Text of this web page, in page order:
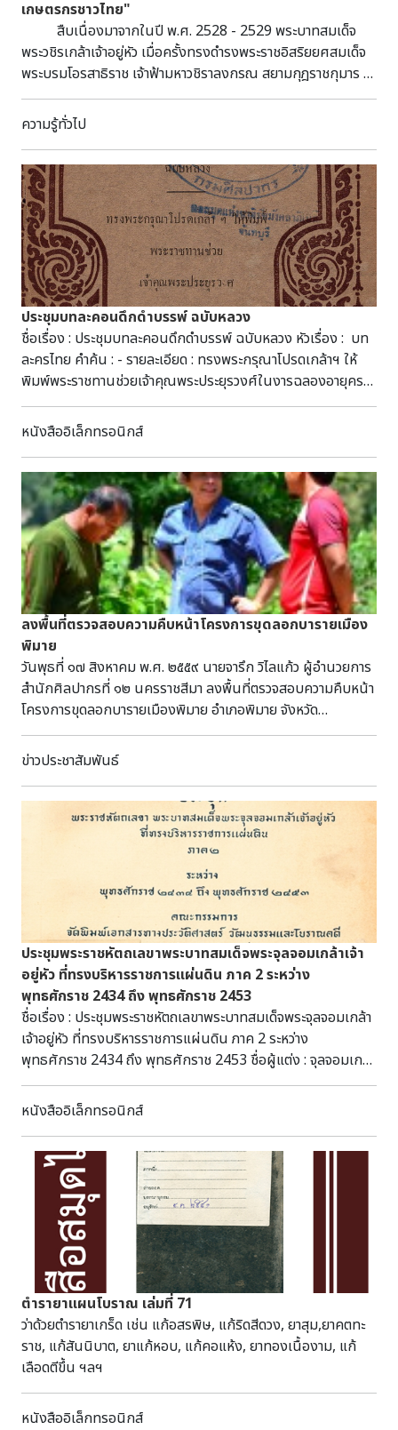
ประวัติศาสตร์ สุโขทัย-ศรีสัชนาลัย- กำแพงเพชร (อพท ๔) ๙. สรุป
สาระของกิจกรรม ศึกษาดูงานและแลกเปลี่ยนความคิดเห็นกับผู้
มีส่วนเกี่ยวข้องในการบริหารจัดการแหล่งท่องเที่ยว ในประเด็น
การส่งเสริมกิจกรรมการท่องเที่ยวที่เป็นมิตรกับสิ่งแวดล้อม ดังนี้
Institute of Environmental Research: NIER ) สำนักงาน
แห่งแรกของโลกที่ไม่ปล่อยก๊าซคาร์บอนไดออกไซด์ และช่วยลด
ก๊าซคาร์บอนไดออกไซด์ ภายในอาคารเต็มไปด้วยเทคโนโลยีต่างๆ
ไม่ว่าจะเป็นพลังงานแสงอาทิตย์ พลังงานความร้อนใต้ดิน ฉนวน
กันความร้อนประสิทธิภาพสูง หลอดไฟแอลอีดี และม่านกันแดด
อัตโนมัติ ตอบสนองแนวคิด Green Growth ของรัฐบาล
เกาหลีใต้ ที่ประกาศจะลดการปล่อยก๊าซคาร์บอนได้ออกไซด์ลงได้
๓๐% ภายในปี พ.ศ. ๒๕๖๓ ๒.เกาะนามิ ตั้งอยู่ที่เมือง
ชุนซ็อน จังหวัดคังว็อน ห่างจากกรุงโซลประมาณ ๖๓ กิโลเมตร
เกาะนามิรูปร่างเหมือนใบไม้ลอยน้ำ เป็นเกาะกลางแม่น้ำฮัน ซึ่ง
เกิดจาการสร้างเขื่อนช็องพย็อน เกาะนามิเป็นที่รู้จักในด้านการมี
ภูมิทัศน์ที่สวยงามด้วยธรรมชาติ ต้นไม้เปลี่ยนสี ทั้งนี้เกาะนามิมี
การบริหารจัดการด้านสิ่งแวดล้อมเป็นอย่างดี ทั้งในด้านการ
จัดการพื้นที่สีเขียวเพื่อการท่องเที่ยว และการนำขยะกลับมาใช้
ประโยชน์ ๓. พระราชวังชังดอก ขึ้นทะเบียนมรดกโลกจากองค์การ
ยูเนสโกในการประชุมคณะกรรมการมรดกโลกสมัยสามัญ ครั้งที่
๒๑ เมื่อปี พ.ศ. ๒๕๔๐ และยังเป็นหนึ่งในห้าพระราชวังที่สำคัญ
ที่สุดของเกาหลี สร้างขึ้นในรัชสมัยของพระเจ้าแทจงแห่งรา
ชวงศ์โชซ็อน เมื่อปี พ.ศ. ๑๙๔๘ และภายในพระราชวังมีจุดบริการ
สินค้าที่ระลึกที่มีความน่าสนใจและเป็นสินค้าที่บ่งบอกถึง
เอกลักษณ์ของพื้นที่และความเป็นมรดกโลก ๔. หมู่บ้าน
วัฒนธรรมซูวอน ตั้งอยู่ที่เมืองซูวอน ในจังหวัดเคียงกิโด ห่างจาก
กรุงโซลไปทางทิศใต้ประมาณ ๑ ชั่วโมง เป็นหมู่บ้านจำลองและ
พิพิธภัณฑ์ที่จำลองและแสดงถึงวิถีชีวิตของคนเกาหลี ภายใน
หมู่บ้านประกอบด้วยบ้านเรือนแบบดั้งเดิม กว่า ๒๔๐ หลัง เครื่อง
มือเครื่องใช้ บ้านของข้าราชการ ลานกว้างสำหรับแสดงศิลปะพื้น
บ้านของชาวเกาหลีในเทศกาลต่างๆ นอกจากนี้ยังจัดแสดงตลาด
พื้นเมือง และอื่นๆ อีกมากมายเพื่อให้ผู้มาเยี่ยมชมได้สัมผัสถึง
วัฒนธรรมของชาวเกาหลี ซึ่งทำให้สามารถศึกษาถึงรูปแบบการ
จัดนิทรรศการ การนำ เสนอให้มีความน่าสนใจ และเรียนรู้
วัฒนธรรมของชาวเกาหลีอีกทางหนึ่ง หมู่บ้านแห่งนี้ยังเป็นสถาน
ที่ถ่ายทำละครประวัติศาสตร์ของเกาหลีอีกด้วย ๕.หมู่บ้านพื้นเมือง
พูซอนฮันนกและย่านสามฟ้า เป็นบริเวณที่ตั้งของบ้านชนชั้นยาง
บางของเกาหลีในราชวงศ์โชซอน เป็นเขตพิเศษที่ทางเทศบาล
กรุงโซลอนุรักษ์ไว้ โดยเรียกว่า พูซอน ฮันนก ( Bucheon
Hanok Village ) ปัจจุบันยังมีลูกหลานชาวยางบางอาศัยอยู่ ผู้
อนุรักษ์นิยม หรือเศรษฐีรุ่นใหม่ที่ชอบกลิ่นอายความเก่าแก่ ซึ่ง
บริเวณนี้มีความกลมกลืนระหว่างตะวันตกและตะวันออก โดยเห็น
ได้จากร้านอาหาร คาเฟ่ แกลลอรี่ ร้านงานศิลปะ รวมทั้งศูนย์
วัฒนธรรมที่อยู่ในบริเวณนั้น โดยมีการดัดแปลงอาคารเก่าให้มี
ความทันสมัยโดยกลมกลืนกับรูปแบบอาคารเดิม ๖.พระราชวังค
ยองบก พระราชวังหลักของราชวงศ์โชซอน สร้างขึ้นในปี พ.ศ.
๑๙๓๘ ในสมัยของกษัตริย์แทจง (Taejong) ซึ่งเป็นผู้ก่อตั้งรา
ชวงศ์โชซอน ก่อนจะถูกไฟไหม้ในช่วงที่ญี่ปุ่นรุกรานในปี
พ.ศ.๒๑๓๕ และคงเหลือไว้เพียงซากปรักหักพัง แต่ได้รับการฟื้นฟู
บูรณะในสมัยต่อมา ทั้งนี้ภายในเขตพระราชวังมีพิพิธภัณฑ์
พระราชวังแห่งชาติเกาหลี (The National Palace Museum
of Korea) อยู่ด้วย ๗. คลองซองเกซอน ถูกขุดขึ้น
เป็นครั้งแรกในสมัยของกษัตริย์ Yeongjo กษัตริย์องค์ที่ ๒๑
แห่งราชวงศ์โชซอน ต่อมาได้กลายเป็นพื้นที่จัดแสดงวัฒนธรรม
ต่างๆ ตลอดจนวิถีชีวิตริมคลอง ในช่วงที่ญี่ปุ่นเข้ายึดเกาหลี น้ำใน
คลองเน่าเสียเต็มไปด้วยมลพิษเนื่องจากมีผู้คนอาศัยหนาแน่น
ในปี พ.ศ. ๒๕๔๔ ได้มีโครงการพลิกฟื้นคลองซองเกซอนให้กลับมา
เป็นคลองประวัติศาสตร์อีกครั้ง โดยการพัฒนาพื้นที่ริมคลอง
ซองเกซอนเสร็จสมบูรณ์ในปีพ.ศ.๒๕๔๘ จนปัจจุบันเป็น
สัญลักษณ์ของการผสมกลมกลืนกันอย่างลงตัวของธรรมชาติ
วัฒนธรรมและประวัติศาสตร์ ๘. ภูเขานัมซาน หอคอย
N Tower Love Rock Cable ภูเขานัมซานเป็นภูเขาลูกเดียว
ใจกลางเมืองหลวง มีหอคอย N Tower เป็น ๑ ใน ๑๗ หอคอย
เมืองที่สูงที่สุดในโลก สูงถึง ๔๘๐ เมตร เหนือระดับน้ำทะเล โดย
บริหารจัดการพื้นที่เพื่อให้สถานที่เป็นแลนด์มาร์ค (Landmark)
ของประเทศเกาหลีที่สามารถดึงดูดนักท่อง เที่ยว พร้อมทั้งมีการ
เกษตรกรชาวไทย"
สืบเนื่องมาจากในปี พ.ศ. 2528 - 2529 พระบาทสมเด็จ
พระวชิรเกล้าเจ้าอยู่หัว เมื่อครั้งทรงดำรงพระราชอิสริยยศสมเด็จ
พระบรมโอรสาธิราช เจ้าฟ้ามหาวชิราลงกรณ สยามกุฎราชกุมาร ได้
เสด็จพระราชดำเนินไปทรงเป็นประธานในการทำปุ๋ยหมัก ทำนา
และเกี่ยวข้าวที่จังหวัดสุพรรณบุรี ซึ่งตั้งอยู่ในเขตพื้นที่ราบลุ่มภาค
กลาง ที่มีการเพาะปลูกข้าวมากที่สุดแห่งหนึ่งของประเทศไทย ถึง
3 ครั้ง (ในขณะนั้น) ซึ่งนับเป็นพระมหากรุณาธิคุณต่อเกษตรกร
ชาวไทย ในด้านการพัฒนาการทำนา และที่สำคัญพระองค์ทรงเป็น
ผู้ให้ขวัญกำลังใจแก่ชาวนาไทยอย่างใหญ่หลวง พระ
มหากรุณาธิคุณพระบาทสมเด็จพระวชิรเกล้าเจ้าอยู่หัว เมื่อครั้ง
ทรงดำรงพระราชอิสริยยศสมเด็จพระบรมโอรสาธิราช เจ้าฟ้ามหา
วชิราลงกรณ สยามกุฎราชกุมาร เสด็จพระราชดำเนินมายังจังหวัด
สุพรรณบุรีในพระราชกรณียกิจด้านการเกษตร ในช่วงปี พ.ศ.
2528 - 2529 (ก่อนการก่อตั้งพิพิธภัณฑสถานแห่งชาติ ชาวนา
ไทย หลังแรก) รวม 4 ครั้ง ในห้วงเวลาดังกล่าว ครั้งที่ 1 วัน
ที่ 1 มีนาคม พ.ศ. 2528 พระองค์ทรงทอดพระเนตรการทำปุ๋ย
หมักจากผักตบชวา ณ บ้านแหลมสะแก (บึงฉวากในปัจจุบัน)
ตำบลเดิมบาง อำเภอเดิมบางนางบวช จังหวัดสุพรรณบุรี
ผักตบชวาและวัชพืชต่าง ๆ เป็นปฐมฤกษ์ เพื่อเป็นตัวอย่างแก่
เกษตรกรชาวจังหวัดสุพรรณบุรี และเกษตรกรชาวไทย ตาม
โครงการรณรงค์จัดทำปุ๋ยหมัก เพื่อพระราชทานแก่เกษตรกรนำ
ไปปรับปรุงคุณภาพดินให้มีความอุดมสมบูรณ์ขึ้น ณ บ้านแหลม
สะแก ตำบลเดิมบาง อำเภอเดิมบางนางบวช จังหวัดสุพรรณบุรี
ครั้งที่ 3 วันที่ 27 มีนาคม พ.ศ. 2529 พระองค์เสด็จ
พระราชดำเนินทรงเป็นประธานในการทำนาสาธิตโดยใช้ปุ๋ยหมัก
ณ บึงไผ่แขก ตำบลดอนโพธิ์ทอง อำเภอเมืองสุพรรณบุรี จังหวัด
สุพรรณบุรี ครั้งที่ 4 วันที่ 14 สิงหาคม พ.ศ. 2529
พระองค์ทรงนำพสกนิกรเก็บเกี่ยวข้าวในแปลงนาสาธิต ณ บึงไผ่
แขก ตำบลดอนโพธิ์ทอง อำเภอเมืองสุพรรณบุรี จังหวัด
สุพรรณบุรี เมื่อทรงเกี่ยวข้าวแล้วทรงนำข้าวป้อนเข้าเครื่องนวด
ข้าว ผลปรากฏว่าได้เมล็ดข้าวจำนวน 1,047 กิโลกรัมต่อไร่ หรือไร่
ละ 104 ถัง และได้พระราชทานข้าวที่ทรงเกี่ยวแก่เกษตรกรผู้เข้า
เฝ้ารับเสด็จ พระบรมฉายาลักษณ์ขณะทรงหว่านข้าวในแปลงนา
สาธิตบึงไผ่แขกด้วยพระองค์เอง ทรงถอดรองพระบาท ย่ำท้องนา
พัฒนาการทางประวัติศาสตร์ เอกลักษณ์และภูมิปัญญา จังหวัด
สุพรรณบุรี) พระบรมฉายาลักษณ์ขณะทรงเกี่ยวข้าวในแปลงนา
สาธิตบึงไผ่แขกด้วยพระองค์เอง เพื่อเป็นปฐมฤกษ์และเป็นขวัญ
กำลังใจแก่พสกนิกรเกษตรกรชาวนาจังหวัดสุพรรณบุรี อันเป็น
พระมหากรุณาล้นเกล้าล้นกระหม่อม (พระบรมฉายาลักษณ์จาก
หนังสือวัฒนธรรม พัฒนาการทางประวัติศาสตร์ เอกลักษณ์และ
ภูมิปัญญา จังหวัดสุพรรณบุรี) หมายเหตุ : อนุเคราะห์ข้อมูลที่
รวบรวมโดย หอสมุดแห่งชาติจังหวัดสุพรรณบุรี เฉลิมพระเกียรติ
และหอจดหมายเหตุแห่งชาติ จังหวัดสุพรรณบุรี ภาพจาก หนังสือ
วัฒนธรรม พัฒนาการทางประวัติศาสตร์ เอกลักษณ์และ
ภูมิปัญญา จังหวัดสุพรรณบุรี ที่มาของข้อมูล : Facebook Page
: พิพิธภัณฑสถานแห่งชาติชาวนาไทย
Thaifarmersnationalmuseum เผยแพร่ข้อมูลในวันที่ 16
ความรู้ทั่วไป
ประชุมบทละคอนดึกดำบรรพ์ ฉบับหลวง
ชื่อเรื่อง : ประชุมบทละคอนดึกดำบรรพ์ ฉบับหลวง หัวเรื่อง : บท
ละครไทย คำค้น : - รายละเอียด : ทรงพระกรุณาโปรดเกล้าฯ ให้
พิมพ์พระราชทานช่วยเจ้าคุณพระประยุรวงศ์ในงารฉลองอายุครบ
70 ปีบริบูรณ์ เมื่อปีชวดพ.ศ.2467 ผู้แต่ง : นริศรานุวัติวงศ์,
สมเด็จพระเจ้าบรมวงศ์เธอ เจ้าฟ้า กรมพระยา, 2406-2490 แหล่ง
ชอบ : โรงพิมพ์ไท วันที่ : 2467 วันที่เผยแพร่ : 16 พ.ค. 68 ผู้
ร่วมสร้างสรรค์ผลงาน : - ลิขสิทธิ์ : - รูปแบบ : PDF ภาษา : ภาษา
ไทย ประเภททรัพยากร : หนังสือหายาก ตัวบ่งชี้ : - รายละเอียด
เนื้อหา : เรื่องละคอนดึกดำบรรพ์ซึ่งสมเด็จฯ เจ้าฟ้ากรมพระนริศรา
นุวัติวงศ์ ทรงเรียบเรียงบทขึ้นมี 5 เรื่องด้วยกัน คือ สังข์ทอง,
คาวี, อิเหนา, สังข์ศิลป์ชัย (แบ่งเป็น 2 ภาค สำหรับเล่น 2 คืน) และ
กรุงพาณชมทวีป เนื่องจากบทละครทั้ง 5 เรื่องนี้ ไม่มีใครเรียบ
เรียงไว้ครบถ้วน จึงได้มีการรวบรวมไว้ ณ หอพระสมุดสำหรับ
พระนคร และได้ตรวจสอบชำระความเรียบร้อยแล้ว เมื่อจะจัดพิมพ์
เพื่อพระราชทานแก่เจ้าคุณพระประยุรวงศ์ในครั้งนี้ จึงได้ขนาน
นามว่า “ประชุมบทละคอนดึกดำบรรพ์ฉบับหลวง” เลข
ทะเบียน : น. 34 บ. 6233 จบ (ร) เลขหมู่ : ห 895.9112
น254ป
หนังสืออิเล็กทรอนิกส์
ลงพื้นที่ตรวจสอบความคืบหน้าโครงการขุดลอกบารายเมือง
พิมาย
วันพุธที่ ๑๗ สิงหาคม พ.ศ. ๒๕๕๙ นายจารึก วิไลแก้ว ผู้อำนวยการ
สำนักศิลปากรที่ ๑๒ นครราชสีมา ลงพื้นที่ตรวจสอบความคืบหน้า
โครงการขุดลอกบารายเมืองพิมาย อำเภอพิมาย จังหวัด
นครราชสีมา
ข่าวประชาสัมพันธ์
ประชุมพระราชหัตถเลขาพระบาทสมเด็จพระจุลจอมเกล้าเจ้า
อยู่หัว ที่ทรงบริหารราชการแผ่นดิน ภาค 2 ระหว่าง
พุทธศักราช 2434 ถึง พุทธศักราช 2453
ชื่อเรื่อง : ประชุมพระราชหัตถเลขาพระบาทสมเด็จพระจุลจอมเกล้า
เจ้าอยู่หัว ที่ทรงบริหารราชการแผ่นดิน ภาค 2 ระหว่าง
พุทธศักราช 2434 ถึง พุทธศักราช 2453 ชื่อผู้แต่ง : จุลจอมเกล้า
เจ้าอยู่หัว, พระบาทสมเด็จพระ ปีที่พิมพ์ : 2509 สถานที่พิมพ์ :
พระนคร สำนักพิมพ์ : โรงพิมพ์สำนักทำเนียบนายกรัฐมนตรี
พระบาทสมเด็จพระจุลจอมเกล้าเจ้าอยู่หัวเล่มนี้ ได้ประมวลเอกสาร
ที่ทรงบริหารราชการแผ่นดิน ระหว่างพุทธศักราช 2434 ถึง
พุทธศักราช 2453 เป็นพระราชหัถต์เลขาพระราชทานไปยัง
เสนาบดี เจ้ากระทรวง ที่กราบบังคมทูลถวายรายงานข้อราชการ
เพื่อขอพระราชทานพระบรมราชวินิจฉัย ตั้งแต่ วันที่ 16
กุมภาพันธ์ ร.ศ. 110 ถึง วันที่ 5 กรกฎาคม ร.ศ. 129 ประกอบ
ด้วย เรื่องเกี่ยวกับชาวจีนในด้านคดีความต่าง ๆ การก่อความ
วุ่นวายของอั้งยี่ เป็นต้น
หนังสืออิเล็กทรอนิกส์
ตำรายาแผนโบราณ เล่มที่ 71
ว่าด้วยตำรายาเกร็ด เช่น แก้อสรพิษ, แก้ริดสีดวง, ยาสุม,ยาคตทะ
ราช, แก้สันนิบาต, ยาแก้หอบ, แก้คอแห้ง, ยาทองเนื้องาม, แก้
เลือดตีขึ้น ฯลฯ
หนังสืออิเล็กทรอนิกส์